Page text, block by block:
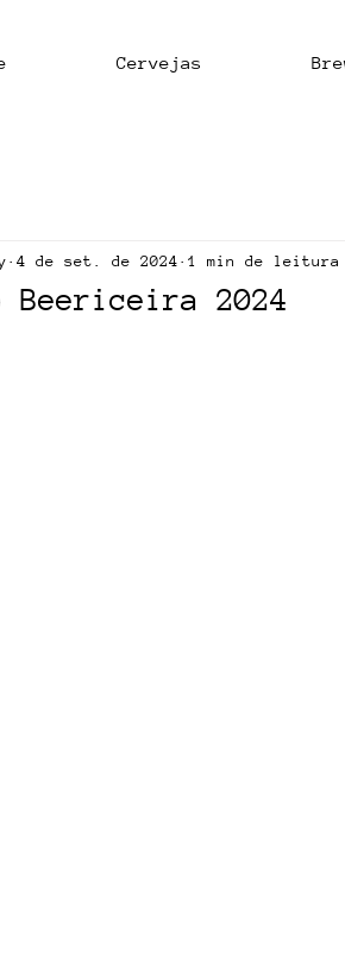
Cervejas
Beericeira 2024
4 de set. de 2024 1 min de leitura